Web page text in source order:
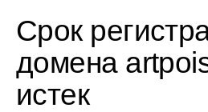
Срок
домена
истек